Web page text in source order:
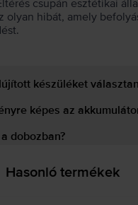
csupán esztétikai
olyan hibát, amely
készüléket
képes az
dobozban?
Hasonló termékek